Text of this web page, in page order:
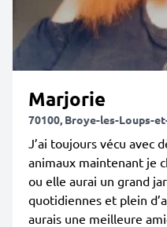
Marjorie
70100, Broye-les-Loups-
J’ai toujours vécu avec
animaux maintenant je
ou elle aurai un grand
quotidiennes et plein
aurais une meilleure